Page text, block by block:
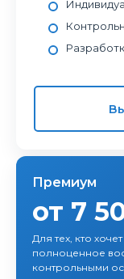
Премиум
от 7
Для тех, кто
полноценное
контрольными